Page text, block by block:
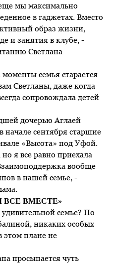
мы максимально
в гаджетах. Вместо
образ жизни,
и занятия в клубе, -
Светлана
семья старается
Светланы, даже когда
сопровождала детей
дочерью Аглаей
начале сентября старшие
«Высота» под Уфой.
я все равно приехала
вообще
в нашей семье, -
ВМЕСТЕ»
семье? По
никаких особых
этом плане не
просыпается чуть